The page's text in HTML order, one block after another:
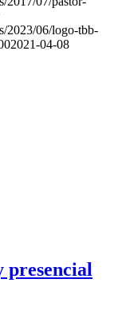
2023/06/logo-tbb-
2021-04-08
presencial